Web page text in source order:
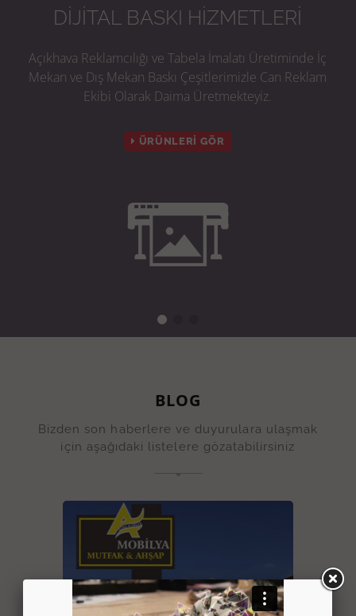
IŞIKLI IŞIKSIZ TABELA İMALATI
Sitemizde zengin tabela modelleri bulabilirsiniz .
Firmamız ışıklı tabela , ışıksız tabela , paslanmaz harf
Detaylı Bilgi
BLOG
Bizden son haberlere ve duyurulara ulaşmak
için aşağıdaki listelere gözatabilirsiniz